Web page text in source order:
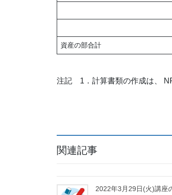
資産の部合計
注記 1．計算書類の作成は、
関連記事
2022年3月29日(火)講座